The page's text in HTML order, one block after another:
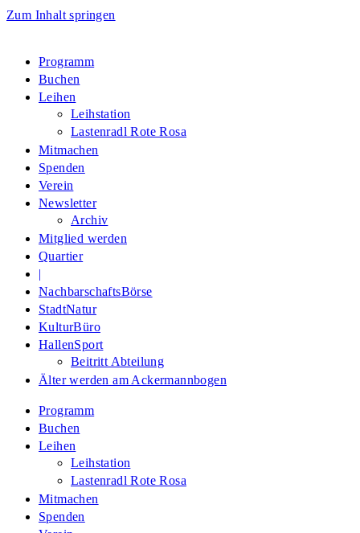
Zum Inhalt springen
Programm
Buchen
Leihen
Leihstation
Lastenradl Rote Rosa
Mitmachen
Spenden
Verein
Newsletter
Archiv
Mitglied werden
Quartier
|
NachbarschaftsBörse
StadtNatur
KulturBüro
HallenSport
Beitritt Abteilung
Älter werden am Ackermannbogen
Programm
Buchen
Leihen
Leihstation
Lastenradl Rote Rosa
Mitmachen
Spenden